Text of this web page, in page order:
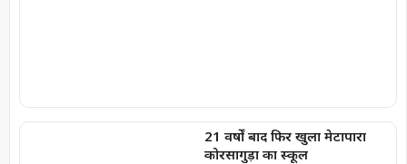
21 वर्षों बाद फिर खुला मेटापारा
कोरसागुड़ा का स्कूल